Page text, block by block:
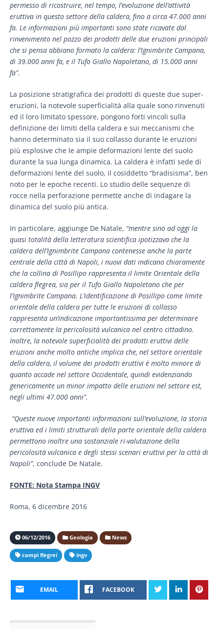
permesso di ricostruire, nel tempo, l’evoluzione dell’attività
eruttiva in questo settore della caldera, fino a circa 47.000 anni
fa. Le informazioni più importanti sono state ricavate dal
rinvenimento nel pozzo dei prodotti delle due eruzioni principali
che si pensa abbiano formato la caldera: l’Ignimbrite Campana,
di 39.000 anni fa, e il Tufo Giallo Napoletano, di 15.000 anni
fa”.
La posizione stratigrafica dei prodotti di queste due super-
eruzioni, la notevole superficialità alla quale sono rinvenuti
ed il loro limitato spessore, pongono forti vincoli sulla
definizione dei limiti della caldera e sui meccanismi che
hanno determinato sia il suo collasso durante le eruzioni
più esplosive che le ampie deformazioni lente del suolo
durante la sua lunga dinamica. La caldera è infatti sede di
deformazioni lente del suolo, il cosiddetto “bradisisma”, ben
noto per le epoche recenti. Lo studio delle sequenze di
rocce nella perforazione permette anche di indagare la
dinamica del suolo più antica.
In particolare, aggiunge De Natale, “mentre sino ad oggi la
quasi totalità della letteratura scientifica ipotizzava che la
caldera dell’Ignimbrite Campana contenesse anche la parte
centrale della città di Napoli, i nuovi dati indicano chiaramente
che la collina di Posillipo rappresenta il limite Orientale della
caldera flegrea, sia per il Tufo Giallo Napoletano che per
l’Ignimbrite Campana. L’identificazione di Posillipo come limite
orientale della caldera per tutte le eruzioni di collasso
rappresenta un’indicazione importantissima per determinare
correttamente la pericolosità vulcanica nel centro cittadino.
Inoltre, la notevole superficialità dei prodotti eruttivi delle
eruzioni anche molto antiche implica che, nel settore orientale
della caldera, il volume dei prodotti eruttivi è molto minore di
quanto accade nel settore Occidentale, quindi evidenziando
genericamente un minor impatto delle eruzioni nel settore est,
negli ultimi 47.000 anni”.
“Queste nuove importanti informazioni sull’evoluzione, la storia
eruttiva ed i limiti strutturali della parte orientale della caldera
permettono inoltre una sostanziale ri-valutazione della
pericolosità vulcanica e degli stessi scenari eruttivi per la città di
Napoli”, conclude De Natale.
FONTE: Nota Stampa INGV
Roma, 6 dicembre 2016
06/12/2016 Geologia News
campi flegrei ingv
EMAIL FACEBOOK